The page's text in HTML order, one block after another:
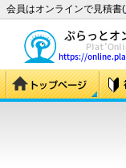
会員はオンラインで見積書(